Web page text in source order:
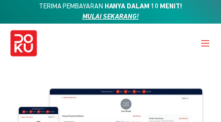
TERIMA PEMBAYARAN HANYA DALAM 10 MENIT!
MULAI SEKARANG!